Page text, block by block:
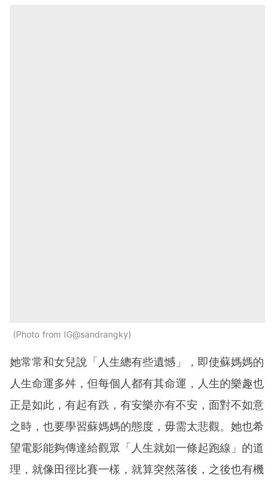
Photo from IG@sandrangky
她常常和女兒說「人生總有些遺憾」，即使蘇媽媽的
人生命運多舛，但每個人都有其命運，人生的樂趣也
正是如此，有起有跌，有安樂亦有不安，面對不如意
之時，也要學習蘇媽媽的態度，毋需太悲觀。她也希
望電影能夠傳達給觀眾「人生就如一條起跑線」的道
理，就像田徑比賽一樣，就算突然落後，之後也有機